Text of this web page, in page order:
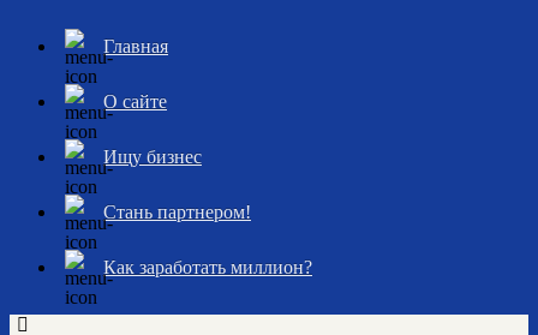
Главная
О сайте
Ищу бизнес
Стань партнером!
Как заработать миллион?